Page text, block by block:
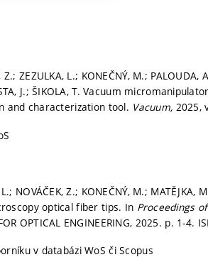
Z.; ZEZULKA, L.; KONEČNÝ, M.; PALOUDA,
J.; ŠIKOLA, T. Vacuum
and characterization tool. Vacuum, 2025,
NOVÁČEK, Z.; KONEČNÝ, M.; MATĚJKA,
optical fiber tips. In Proceedings of
OPTICAL ENGINEERING, 2025. p. 1-4.
v databázi WoS či Scopus